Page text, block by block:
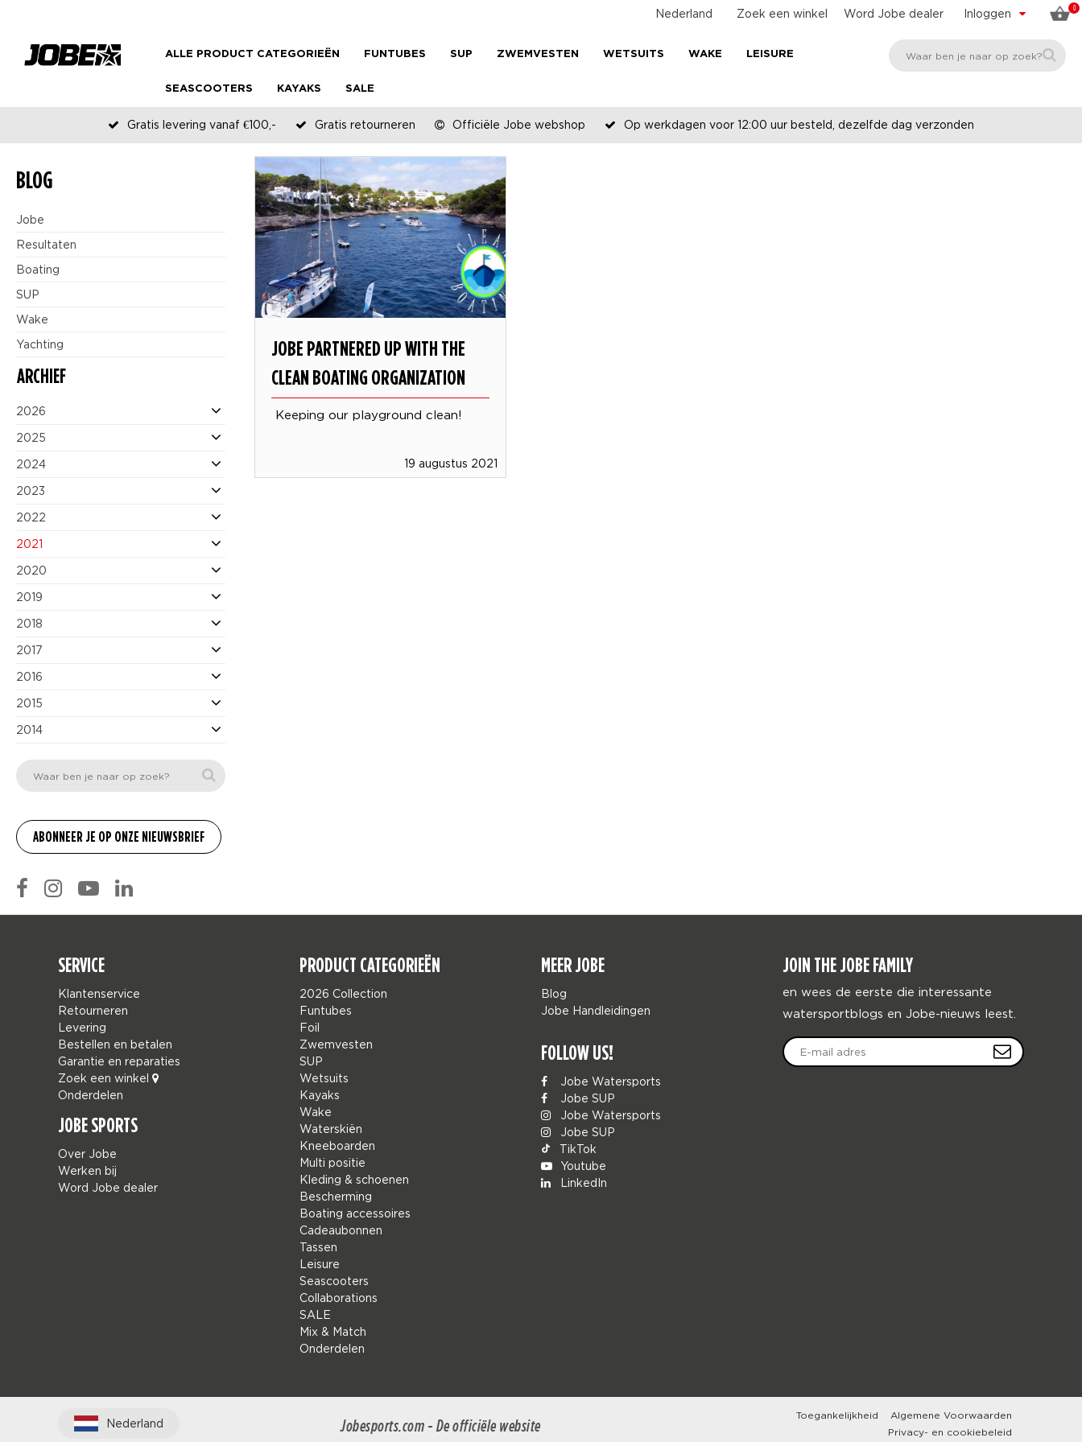
0
Inloggen
Word Jobe dealer
Zoek een winkel
Nederland
ALLE PRODUCT CATEGORIEËN FUNTUBES SUP ZWEMVESTEN WETSUITS WAKE LEISURE
SEASCOOTERS KAYAKS SALE
Gratis levering vanaf €100,- Gratis retourneren Officiële Jobe webshop Op werkdagen voor 12:00 uur besteld, dezelfde dag verzonden
BLOG
Jobe
Resultaten
Boating
SUP
Wake
Yachting
ARCHIEF
2026
2025
2024
2023
2022
2021
2020
2019
2018
2017
2016
2015
2014
JOBE PARTNERED UP WITH THE
CLEAN BOATING ORGANIZATION
Keeping our playground clean!
19 augustus 2021
SERVICE
Klantenservice
Retourneren
Levering
Bestellen en betalen
Garantie en reparaties
Zoek een winkel
Onderdelen
JOBE SPORTS
Over Jobe
Werken bij
Word Jobe dealer
PRODUCT CATEGORIEËN
2026 Collection
Funtubes
Foil
Zwemvesten
SUP
Wetsuits
Kayaks
Wake
Waterskiën
Kneeboarden
Multi positie
Kleding & schoenen
Bescherming
Boating accessoires
Cadeaubonnen
Tassen
Leisure
Seascooters
Collaborations
SALE
Mix & Match
Onderdelen
MEER JOBE
Blog
Jobe Handleidingen
FOLLOW US!
Jobe Watersports
Jobe SUP
Jobe Watersports
Jobe SUP
TikTok
Youtube
LinkedIn
JOIN THE JOBE FAMILY
en wees de eerste die interessante
watersportblogs en Jobe-nieuws leest.
Nederland Jobesports.com - De officiële website Algemene Voorwaarden
Toegankelijkheid
Privacy- en cookiebeleid